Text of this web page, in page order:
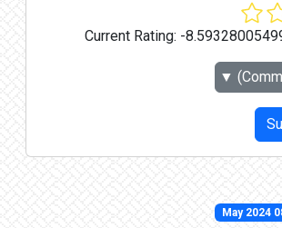
Current Rating: -
▼